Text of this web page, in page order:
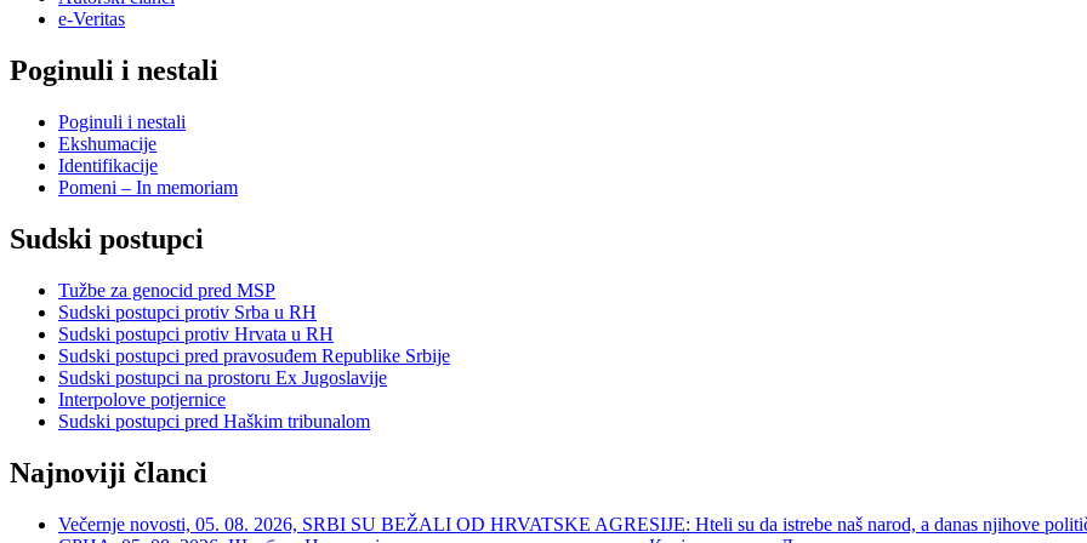
e-Veritas
Poginuli i nestali
Poginuli i nestali
Ekshumacije
Identifikacije
Pomeni – In memoriam
Sudski postupci
Tužbe za genocid pred MSP
Sudski postupci protiv Srba u RH
Sudski postupci protiv Hrvata u RH
Sudski postupci pred pravosuđem Republike Srbije
Sudski postupci na prostoru Ex Jugoslavije
Interpolove potjernice
Sudski postupci pred Haškim tribunalom
Najnoviji članci
Večernje novosti, 05. 08. 2026, SRBI SU BEŽALI OD HRVATSKE AGRESIJE: Hteli su da istrebe naš narod, a danas njihove